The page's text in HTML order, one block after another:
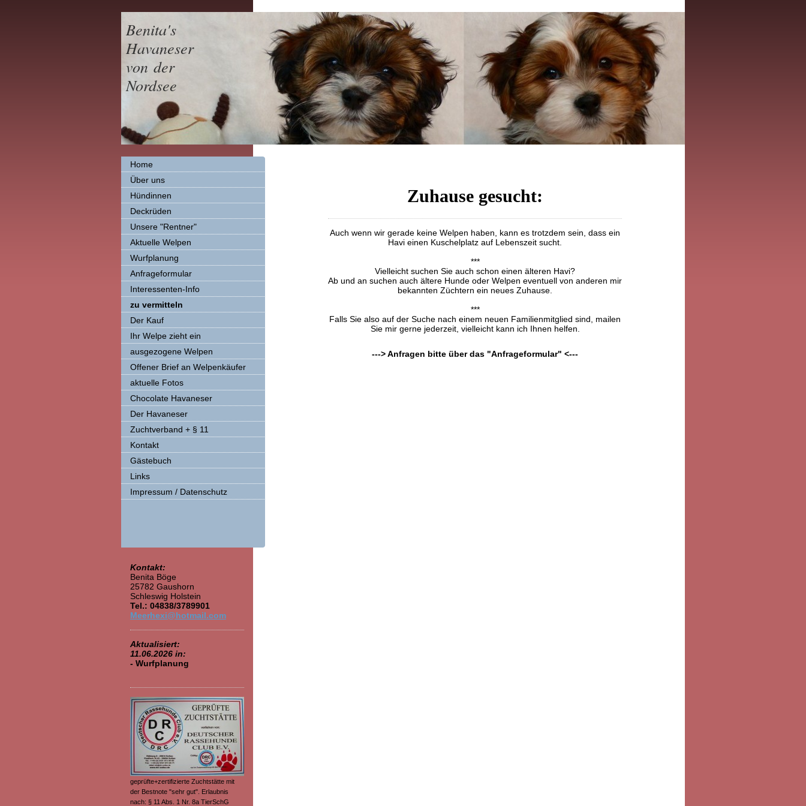
Benita's
Havaneser
von der
Nordsee
Zuhause gesucht:
Auch wenn wir gerade keine Welpen haben, kann es trotzdem sein, dass ein
Havi einen Kuschelplatz auf Lebenszeit sucht.
***
Vielleicht suchen Sie auch schon einen älteren Havi?
Ab und an suchen auch ältere Hunde oder Welpen eventuell von anderen mir
bekannten Züchtern ein neues Zuhause.
***
Falls Sie also auf der Suche nach einem neuen Familienmitglied sind, mailen
Sie mir gerne jederzeit, vielleicht kann ich Ihnen helfen.
---> Anfragen bitte über das "Anfrageformular" <---
Home
Über uns
Hündinnen
Deckrüden
Unsere "Rentner"
Aktuelle Welpen
Wurfplanung
Anfrageformular
Interessenten-Info
zu vermitteln
Der Kauf
Ihr Welpe zieht ein
ausgezogene Welpen
Offener Brief an Welpenkäufer
aktuelle Fotos
Chocolate Havaneser
Der Havaneser
Zuchtverband + § 11
Kontakt
Gästebuch
Links
Impressum / Datenschutz
Kontakt:
Benita Böge
25782 Gaushorn
Schleswig Holstein
Tel.: 04838/3789901
Meerhexi@hotmail.com
Aktualisiert:
11.06.2026 in:
- Wurfplanung
geprüfte+zertifizierte Zuchtstätte mit
der Bestnote "sehr gut". Erlaubnis
nach: § 11 Abs. 1 Nr. 8a TierSchG